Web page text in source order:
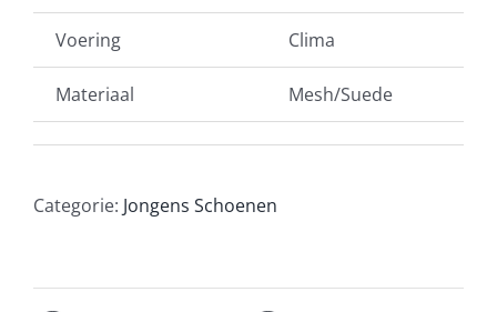
Voering Clima
Materiaal Mesh/Suede
Categorie: Jongens Schoenen